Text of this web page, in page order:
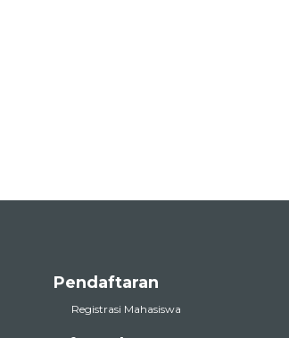
Pendaftaran
Registrasi Mahasiswa